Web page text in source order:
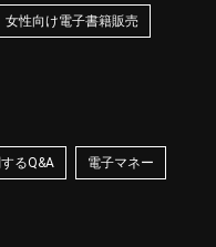
女性向け電子書籍販売
るQ&A 電子マネー